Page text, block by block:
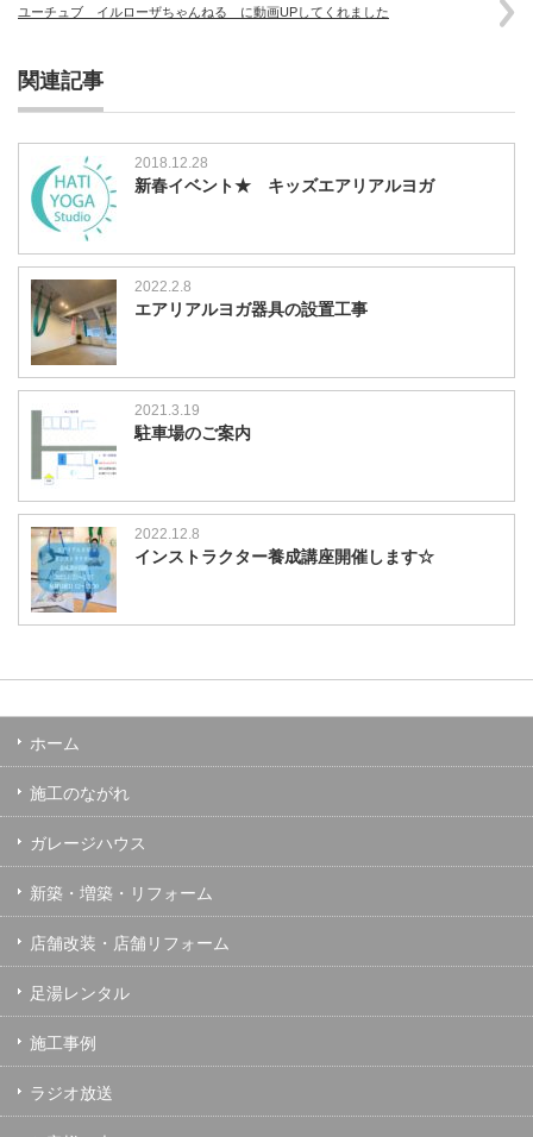
ユーチュブ イルローザちゃんねる に動画UPしてくれました
関連記事
2018.12.28
新春イベント★ キッズエアリアルヨガ
2022.2.8
エアリアルヨガ器具の設置工事
2021.3.19
駐車場のご案内
2022.12.8
インストラクター養成講座開催します☆
ホーム
施工のながれ
ガレージハウス
新築・増築・リフォーム
店舗改装・店舗リフォーム
足湯レンタル
施工事例
ラジオ放送